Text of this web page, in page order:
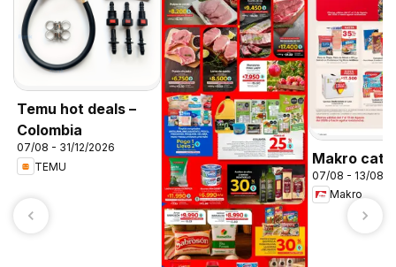
Temu hot deals –
Colombia
07/08 - 31/12/2026
TEMU
Makro
07/08 - 13/08/
Makro